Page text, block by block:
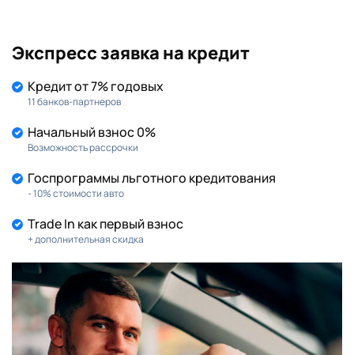
Экспресс заявка на кредит
Кредит от 7% годовых
11 банков-партнеров
Начальный взнос 0%
Возможность рассрочки
Госпрограммы льготного кредитования
- 10% стоимости авто
Trade In как первый взнос
+ дополнительная скидка